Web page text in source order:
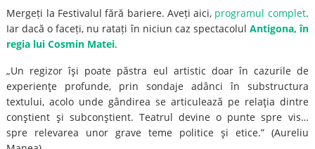
Mergeți la Festivalul fără bariere. Aveți aici, programul complet.
Iar dacă o faceți, nu ratați în niciun caz spectacolul Antigona, în
regia lui Cosmin Matei.
„Un regizor îşi poate păstra eul artistic doar în cazurile de
experienţe profunde, prin sondaje adânci în substructura
textului, acolo unde gândirea se articulează pe relaţia dintre
conştient şi subconştient. Teatrul devine o punte spre vis…
spre relevarea unor grave teme politice şi etice.” (Aureliu